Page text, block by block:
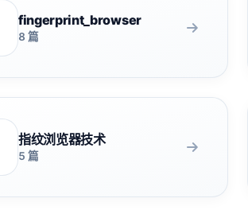
fingerprint_browser
8 篇
指纹浏览器技术
5 篇